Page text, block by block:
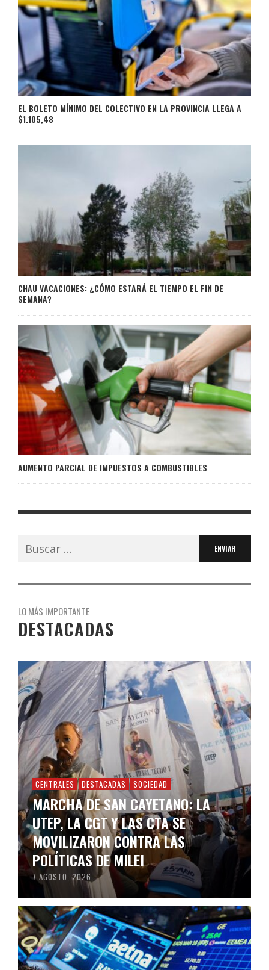
EL BOLETO MÍNIMO DEL COLECTIVO EN LA PROVINCIA LLEGA A
$1.105,48
CHAU VACACIONES: ¿CÓMO ESTARÁ EL TIEMPO EL FIN DE
SEMANA?
AUMENTO PARCIAL DE IMPUESTOS A COMBUSTIBLES
Buscar:
LO MÁS IMPORTANTE
DESTACADAS
CENTRALES DESTACADAS SOCIEDAD
MARCHA DE SAN CAYETANO: LA
UTEP, LA CGT Y LAS CTA SE
MOVILIZARON CONTRA LAS
POLÍTICAS DE MILEI
7 AGOSTO, 2026